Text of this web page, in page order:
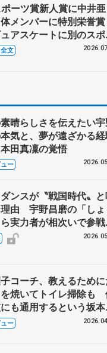
ーツ賞新人賞に中井亜
メンバーに特別栄誉
アスケートに別のス
合わせるなら？ 【
賞表彰式】
文
晴らしさを伝えたい
気と、夢が遠ざかる
田真凜の覚悟
ー
ンスが〝戦国時代〟
由 宇野昌磨の「しょ
ら実力者が相次いで参
争激化
コーチ、教えるため
を焼いてトイレ掃除も
も通用するという坂
ー